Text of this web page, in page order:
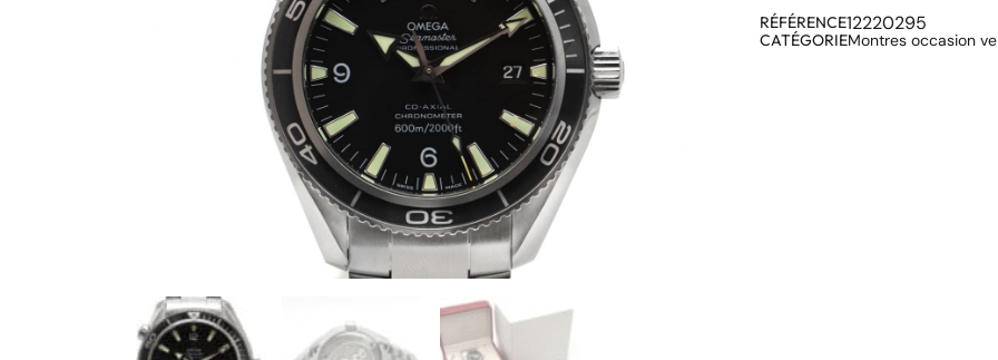
RÉFÉRENCE12220295
CATÉGORIEMontres occasion